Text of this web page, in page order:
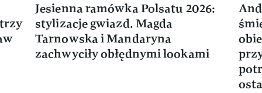
Jesienna ramówka Polsatu 2026:
stylizacje gwiazd. Magda
Tarnowska i Mandaryna
zachwyciły obłędnymi lookami